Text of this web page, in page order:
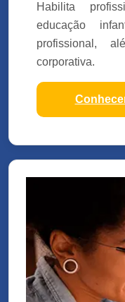
Habilita
educação
profissional,
corporativa.